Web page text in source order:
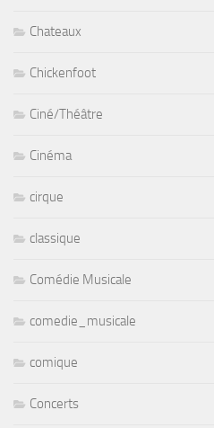
Chateaux
Chickenfoot
Ciné/Théâtre
Cinéma
cirque
classique
Comédie Musicale
comedie_musicale
comique
Concerts